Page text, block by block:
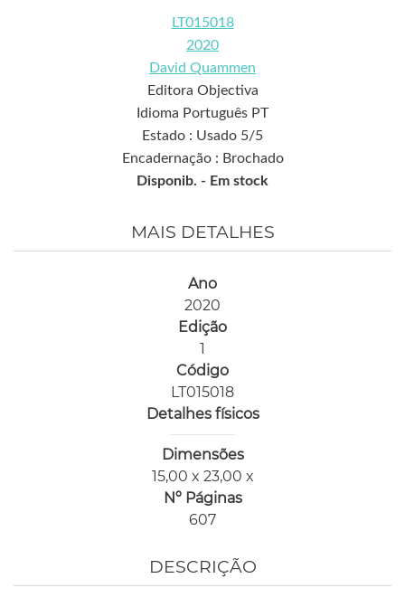
LT015018
2020
David Quammen
Editora Objectiva
Idioma Português PT
Estado : Usado 5/5
Encadernação : Brochado
Disponib. - Em stock
MAIS DETALHES
Ano
2020
Edição
1
Código
LT015018
Detalhes físicos
Dimensões
15,00 x 23,00 x
Nº Páginas
607
DESCRIÇÃO